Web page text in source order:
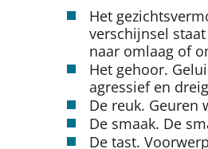
Het
verschijnsel
naar omlaag of
Het gehoor.
agressief en
De reuk. Geuren
De smaak. De
De tast.